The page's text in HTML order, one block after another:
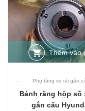
Thêm vào
Phụ tùng xe tải gắn
Bánh răng hộp số
gắn cẩu